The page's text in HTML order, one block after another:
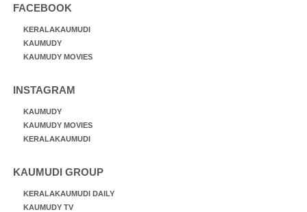
FACEBOOK
KERALAKAUMUDI
KAUMUDY
KAUMUDY MOVIES
INSTAGRAM
KAUMUDY
KAUMUDY MOVIES
KERALAKAUMUDI
KAUMUDI GROUP
KERALAKAUMUDI DAILY
KAUMUDY TV